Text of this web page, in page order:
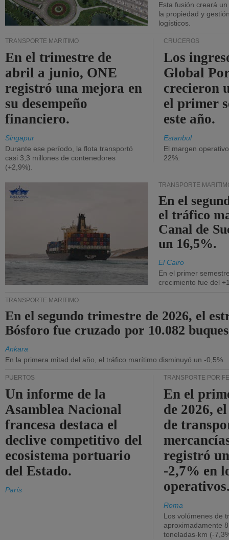
Esta fusión creará
la propiedad y
logísticos.
TRANSPORTE MARÍTIMO
En el trimestre de
abril a junio, ONE
registró una mejora en
su desempeño
financiero.
Singapur
Durante ese período, la flota transportó
casi 3,3 millones de contenedores
(+2,9%).
CRUCEROS
Los
Global
crecieron
el primer
este año.
Estanbul
El margen
22%.
TRANSPORTE
En el
el tráfico
Canal de
un 16,5%.
El Cairo
En el primer
crecimiento fue del
TRANSPORTE MARÍTIMO
En el segundo trimestre de 2026, el
Bósforo fue cruzado por 10.082
Ankara
En la primera mitad del año, el tráfico marítimo disminuyó un -0,5%.
PUERTOS
Un informe de la
Asamblea Nacional
francesa destaca el
declive competitivo del
ecosistema portuario
del Estado.
París
TRANSPORTE POR
En el
de 2026,
de
registró
-2,7% en
Roma
Los volúmenes de
aproximadamente
toneladas-km (-